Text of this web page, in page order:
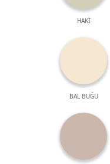
HAKİ
BAL BUĞU